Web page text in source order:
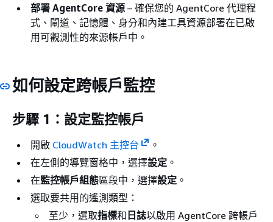
部署 AgentCore 資源 – 確保您的 AgentCore 代理程
式、閘道、記憶體、身分和內建工具資源部署在已啟
用可觀測性的來源帳戶中。
如何設定跨帳戶監控
步驟 1：設定監控帳戶
開啟 CloudWatch 主控台
。
在左側的導覽窗格中，選擇設定 。
在監控帳戶組態區段中，選擇設定 。
選取要共用的遙測類型：
至少，選取指標和 日誌以啟用 AgentCore 跨帳戶